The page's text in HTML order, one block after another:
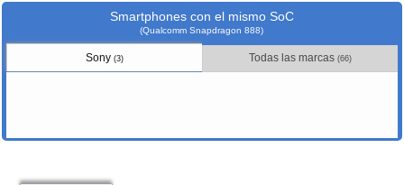
Smartphones con el mismo SoC
(Qualcomm Snapdragon 888)
Sony (3) Todas las marcas (66)